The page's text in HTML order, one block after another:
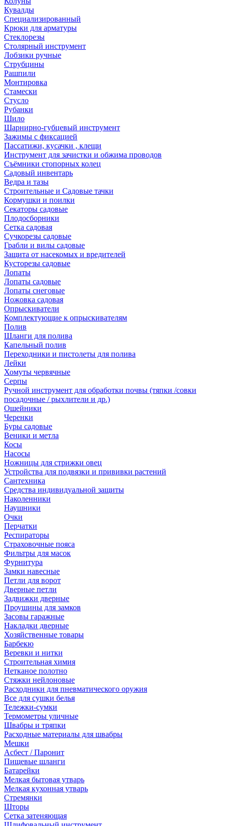
Кувалды
Специализированный
Крюки для арматуры
Стеклорезы
Столярный инструмент
Лобзики ручные
Струбцины
Рашпили
Монтировка
Стамески
Стусло
Рубанки
Шило
Шарнирно-губцевый инструмент
Зажимы с фиксацией
Пассатижи, кусачки , клещи
Инструмент для зачистки и обжима проводов
Съёмники стопорных колец
Садовый инвентарь
Ведра и тазы
Строительные и Садовые тачки
Кормушки и поилки
Секаторы садовые
Плодосборники
Сетка садовая
Сучкорезы садовые
Грабли и вилы садовые
Защита от насекомых и вредителей
Кусторезы садовые
Лопаты
Лопаты садовые
Лопаты снеговые
Ножовка садовая
Опрыскиватели
Комплектующие к опрыскивателям
Полив
Шланги для полива
Капельный полив
Переходники и пистолеты для полива
Лейки
Хомуты червячные
Серпы
Ручной инструмент для обработки почвы (тяпки /совки
посадочные / рыхлители и др.)
Ошейники
Черенки
Буры садовые
Веники и метла
Косы
Насосы
Ножницы для стрижки овец
Устройства для подвязки и прививки растений
Сантехника
Средства индивидуальной защиты
Наколенники
Наушники
Очки
Перчатки
Респираторы
Страховочные пояса
Фильтры для масок
Фурнитура
Замки навесные
Петли для ворот
Дверные петли
Задвижки дверные
Проушины для замков
Засовы гаражные
Накладки дверные
Хозяйственные товары
Барбекю
Веревки и нитки
Строительная химия
Нетканое полотно
Стяжки нейлоновые
Расходники для пневматического оружия
Все для сушки белья
Тележки-сумки
Термометры уличные
Швабры и тряпки
Расходные материалы для швабры
Мешки
Асбест / Паронит
Пищевые шланги
Батарейки
Мелкая бытовая утварь
Мелкая кухонная утварь
Стремянки
Шторы
Сетка затеняющая